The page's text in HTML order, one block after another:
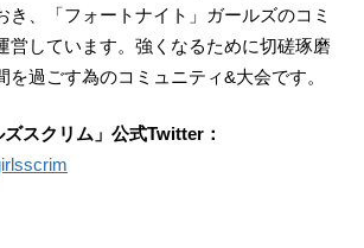
き、「フォートナイト」ガールズのコミ
営しています。強くなるために切磋琢磨
を過ごす為のコミュニティ&大会です。
スクリム」公式Twitter：